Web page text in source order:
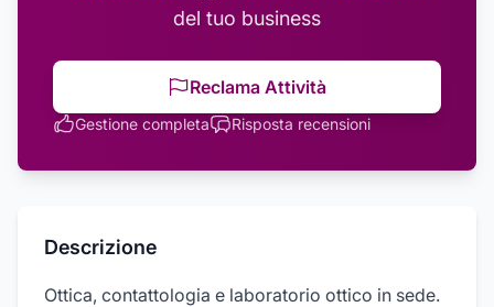
del tuo business
Reclama Attività
Gestione completa Risposta recensioni
Descrizione
Ottica, contattologia e laboratorio ottico in sede.